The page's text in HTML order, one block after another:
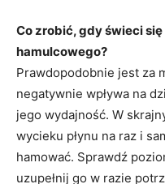
Co zrobić, gdy świeci
hamulcowego?
Prawdopodobnie jest za
negatywnie wpływa na
jego wydajność. W
wycieku płynu na raz i
hamować. Sprawdź
uzupełnij go w razie